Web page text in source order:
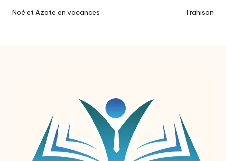
navigation
Noé et Azote en vacances
Trahison